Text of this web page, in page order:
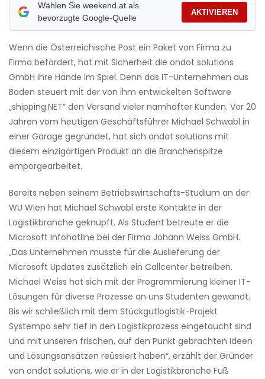
Wählen Sie weekend.at als
bevorzugte Google-Quelle
AKTIVIEREN
Wenn die Österreichische Post ein Paket von Firma zu
Firma befördert, hat mit Sicherheit die ondot solutions
GmbH ihre Hände im Spiel. Denn das IT-Unternehmen aus
Baden steuert mit der von ihm entwickelten Software
„shipping.NET“ den Versand vieler namhafter Kunden. Vor 20
Jahren vom heutigen Geschäftsführer Michael Schwabl in
einer Garage gegründet, hat sich ondot solutions mit
diesem einzigartigen Produkt an die Branchenspitze
emporgearbeitet.
Bereits neben seinem Betriebswirtschafts-Studium an der
WU Wien hat Michael Schwabl erste Kontakte in der
Logistikbranche geknüpft. Als Student betreute er die
Microsoft Infohotline bei der Firma Johann Weiss GmbH.
„Das Unternehmen musste für die Auslieferung der
Microsoft Updates zusätzlich ein Callcenter betreiben.
Michael Weiss hat sich mit der Programmierung kleiner IT-
Lösungen für diverse Prozesse an uns Studenten gewandt.
Bis wir schließlich mit dem Stückgutlogistik-Projekt
Systempo sehr tief in den Logistikprozess eingetaucht sind
und mit unseren frischen, auf den Punkt gebrachten Ideen
und Lösungsansätzen reüssiert haben“, erzählt der Gründer
von ondot solutions, wie er in der Logistikbranche Fuß